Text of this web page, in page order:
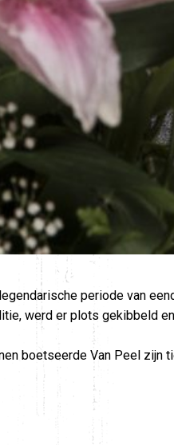
periode van
werd er plots gekibbeld
boetseerde Van Peel zijn